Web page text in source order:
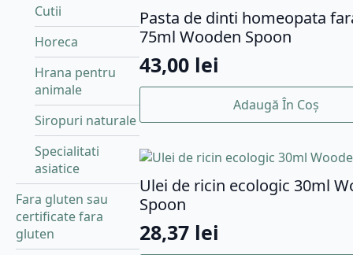
Cutii
Horeca
Hrana pentru
animale
Siropuri naturale
Specialitati
asiatice
Fara gluten sau
certificate fara
gluten
Pasta de dinti homeopata
75ml Wooden Spoon
43,00 lei
Adaugă În Coș
Ulei de ricin ecologic 30ml
Spoon
28,37 lei